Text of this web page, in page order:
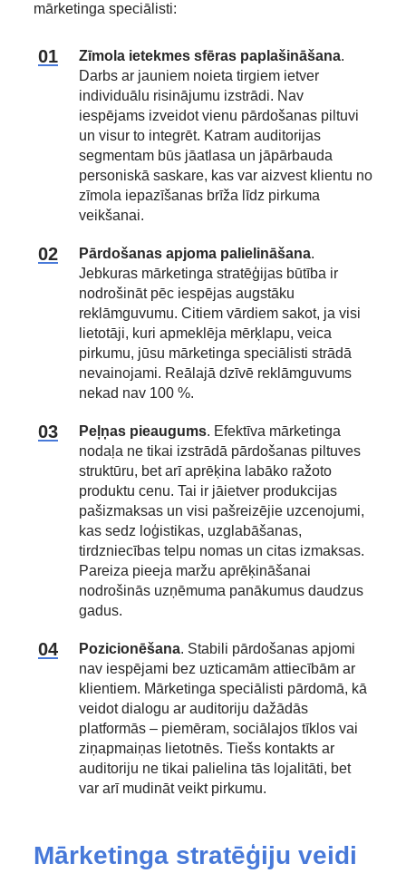
mārketinga speciālisti:
Zīmola ietekmes sfēras paplašināšana.
Darbs ar jauniem noieta tirgiem ietver
individuālu risinājumu izstrādi. Nav
iespējams izveidot vienu pārdošanas piltuvi
un visur to integrēt. Katram auditorijas
segmentam būs jāatlasa un jāpārbauda
personiskā saskare, kas var aizvest klientu no
zīmola iepazīšanas brīža līdz pirkuma
veikšanai.
Pārdošanas apjoma palielināšana.
Jebkuras mārketinga stratēģijas būtība ir
nodrošināt pēc iespējas augstāku
reklāmguvumu. Citiem vārdiem sakot, ja visi
lietotāji, kuri apmeklēja mērķlapu, veica
pirkumu, jūsu mārketinga speciālisti strādā
nevainojami. Reālajā dzīvē reklāmguvums
nekad nav 100 %.
Peļņas pieaugums. Efektīva mārketinga
nodaļa ne tikai izstrādā pārdošanas piltuves
struktūru, bet arī aprēķina labāko ražoto
produktu cenu. Tai ir jāietver produkcijas
pašizmaksas un visi pašreizējie uzcenojumi,
kas sedz loģistikas, uzglabāšanas,
tirdzniecības telpu nomas un citas izmaksas.
Pareiza pieeja maržu aprēķināšanai
nodrošinās uzņēmuma panākumus daudzus
gadus.
Pozicionēšana. Stabili pārdošanas apjomi
nav iespējami bez uzticamām attiecībām ar
klientiem. Mārketinga speciālisti pārdomā, kā
veidot dialogu ar auditoriju dažādās
platformās – piemēram, sociālajos tīklos vai
ziņapmaiņas lietotnēs. Tiešs kontakts ar
auditoriju ne tikai palielina tās lojalitāti, bet
var arī mudināt veikt pirkumu.
Mārketinga stratēģiju veidi